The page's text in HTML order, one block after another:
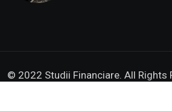
© 2022 Studii Financiare. All Rights